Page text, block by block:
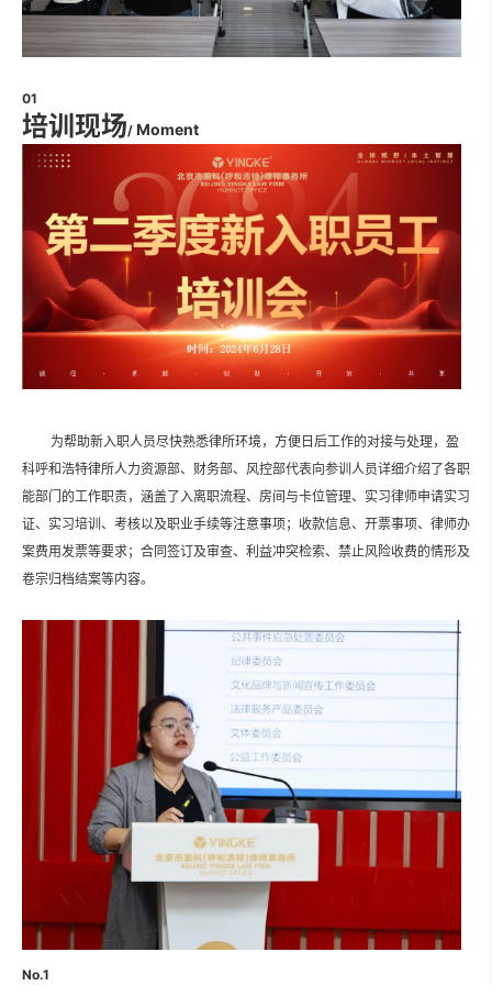
01
培训现场/ Moment
为帮助新入职人员尽快熟悉律所环境，方便日后工作的对接与处理，盈
科呼和浩特律所人力资源部、财务部、风控部代表向参训人员详细介绍了各职
能部门的工作职责，涵盖了入离职流程、房间与卡位管理、实习律师申请实习
证、实习培训、考核以及职业手续等注意事项；收款信息、开票事项、律师办
案费用发票等要求；合同签订及审查、利益冲突检索、禁止风险收费的情形及
卷宗归档结案等内容。
No.1